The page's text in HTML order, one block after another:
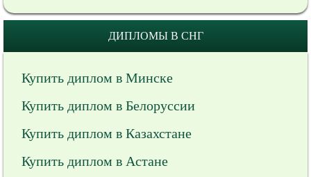
ДИПЛОМЫ В СНГ
Купить диплом в Минске
Купить диплом в Белоруссии
Купить диплом в Казахстане
Купить диплом в Астане